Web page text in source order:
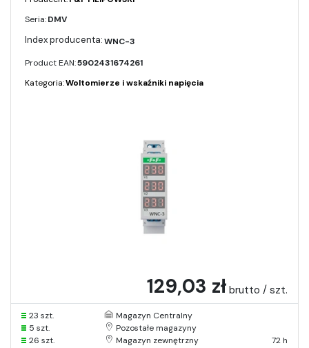
Seria:DMV
WNC-3
Product EAN:5902431674261
Kategoria:Woltomierze i wskaźniki napięcia
129,03 zł brutto / szt.
23 szt.
Magazyn Centralny
5 szt.
Pozostałe magazyny
26 szt.
Magazyn zewnętrzny
72 h